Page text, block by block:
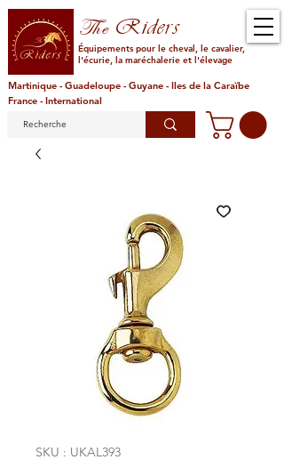
TheRiders
Équipements pour le cheval, le cavalier,
l'écurie, la maréchalerie et l'élevage
Martinique - Guadeloupe - Guyane - Iles de la Caraïbe
France - International
SKU : UKAL393